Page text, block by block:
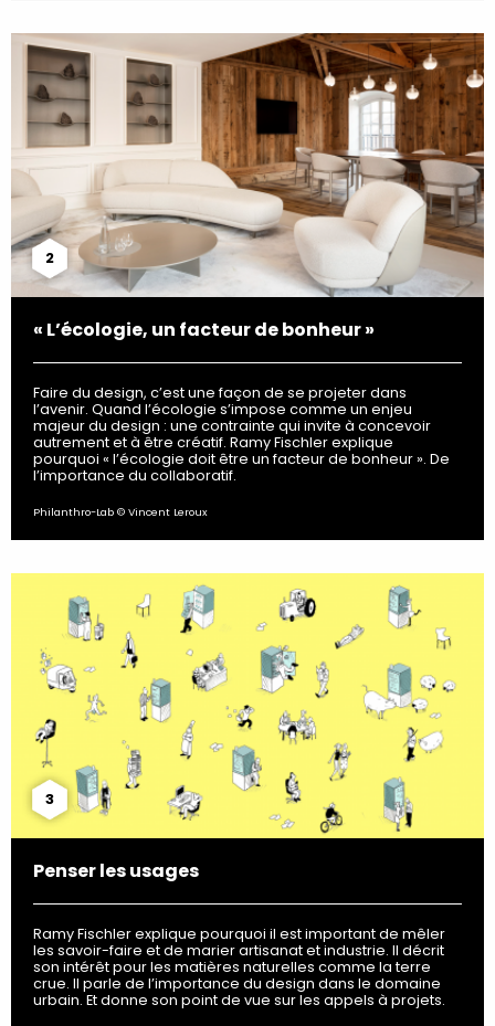
2
« L’écologie, un facteur de bonheur »
Faire du design, c’est une façon de se projeter dans
l’avenir. Quand l’écologie s’impose comme un enjeu
majeur du design : une contrainte qui invite à concevoir
autrement et à être créatif. Ramy Fischler explique
pourquoi « l’écologie doit être un facteur de bonheur ». De
l’importance du collaboratif.
Philanthro-Lab © Vincent Leroux
3
Penser les usages
Ramy Fischler explique pourquoi il est important de mêler
les savoir-faire et de marier artisanat et industrie. Il décrit
son intérêt pour les matières naturelles comme la terre
crue. Il parle de l’importance du design dans le domaine
urbain. Et donne son point de vue sur les appels à projets.